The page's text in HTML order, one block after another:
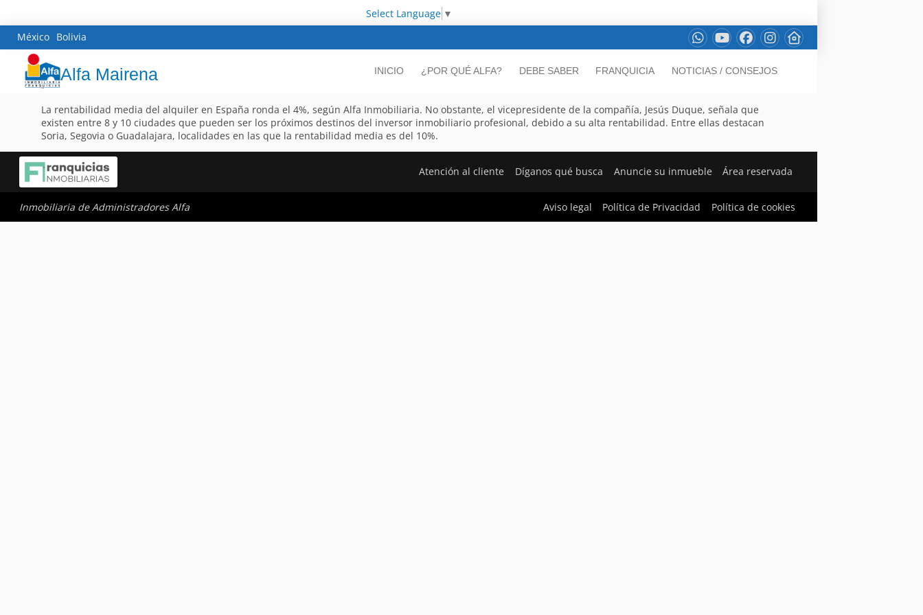
Select Language ▼
México Bolivia
Alfa Mairena INICIO ¿POR QUÉ ALFA? DEBE SABER FRANQUICIA NOTICIAS / CONSEJOS
La rentabilidad media del alquiler en España ronda el 4%, según Alfa Inmobiliaria. No obstante, el vicepresidente de la compañía, Jesús Duque, señala que
existen entre 8 y 10 ciudades que pueden ser los próximos destinos del inversor inmobiliario profesional, debido a su alta rentabilidad. Entre ellas destacan
Soria, Segovia o Guadalajara, localidades en las que la rentabilidad media es del 10%.
Atención al cliente Díganos qué busca Anuncie su inmueble Área reservada
Inmobiliaria de Administradores Alfa Aviso legal Política de Privacidad Política de cookies